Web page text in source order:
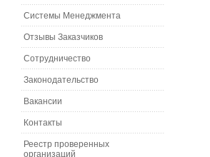
Системы Менеджмента
Отзывы Заказчиков
Сотрудничество
Законодательство
Вакансии
Контакты
Реестр проверенных
организаций